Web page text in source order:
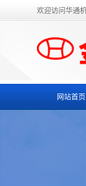
欢迎访问华通
网站首页